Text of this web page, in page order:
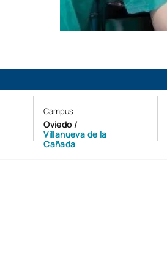
Campus
Oviedo /
Villanueva de la
Cañada